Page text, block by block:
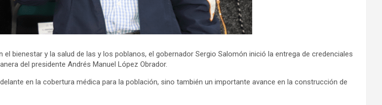
bienestar y la salud de las y los poblanos, el gobernador Sergio Salomón inició la entrega de credenciales
del presidente Andrés Manuel López Obrador.
en la cobertura médica para la población, sino también un importante avance en la construcción de